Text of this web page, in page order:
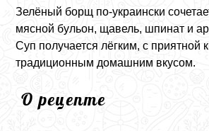
Зелёный борщ по-украински
мясной бульон, щавель, шпинат и
Суп получается лёгким, с приятной
традиционным домашним вкусом.
О рецепте